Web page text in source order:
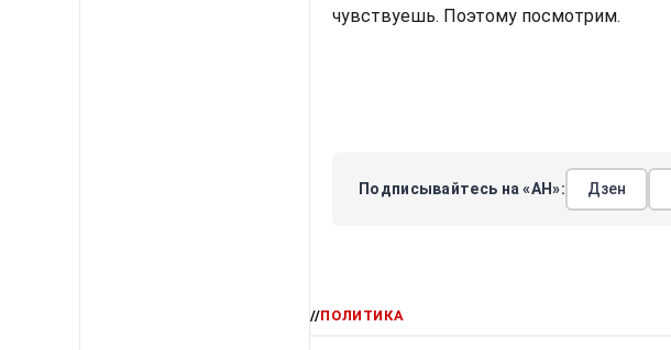
чувствуешь. Поэтому посмотрим.
Подписывайтесь на «АН»: Дзен
//ПОЛИТИКА